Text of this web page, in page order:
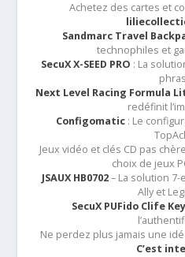
Achetez des cartes et
Sandmarc Travel
technophiles et
SecuX X-SEED PRO : La
Next Level Racing Formula
redéfinit
Configomatic: Le
Jeux vidéo et clés CD pas
choix de jeux
JSAUX HB0702– La solution 7-
Ally et
SecuX PUFido Clife Key
Ne perdez plus jamais une
C’est